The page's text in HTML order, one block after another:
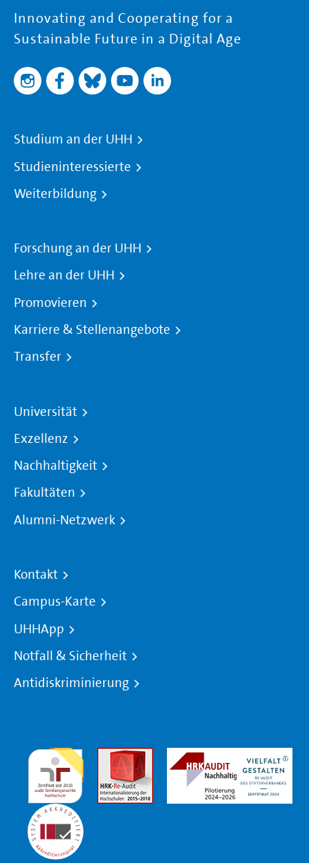
Innovating and Cooperating for a
Sustainable Future in a Digital Age
Studium an der UHH
Studieninteressierte
Weiterbildung
Forschung an der UHH
Lehre an der UHH
Promovieren
Karriere & Stellenangebote
Transfer
Universität
Exzellenz
Nachhaltigkeit
Fakultäten
Alumni-Netzwerk
Kontakt
Campus-Karte
UHHApp
Notfall & Sicherheit
Antidiskriminierung